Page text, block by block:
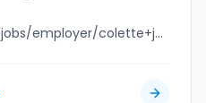
jobbank.gc.ca/browsejobs/employer/colette+joelle+ngueukoue/ca